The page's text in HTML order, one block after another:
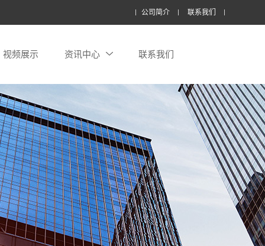
公司简介 联系我们
视频展示 资讯中心 联系我们